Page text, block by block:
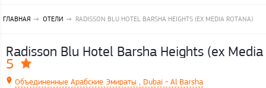
ГЛАВНАЯ ОТЕЛИ RADISSON BLU HOTEL BARSHA HEIGHTS (EX MEDIA ROTANA)
Radisson Blu Hotel Barsha Heights (ex
5
Объединенные Арабские Эмираты , Dubai - Al Barsha